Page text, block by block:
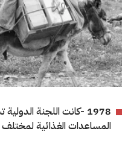
1978 -كانت اللجنة
المساعدات الغذائية